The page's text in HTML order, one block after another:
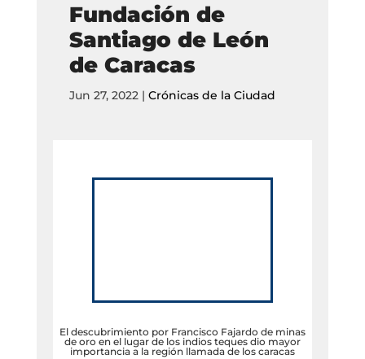
Fundación de
Santiago de León
de Caracas
Jun 27, 2022| Crónicas de la Ciudad
El descubrimiento por Francisco Fajardo de minas
de oro en el lugar de los indios teques dio mayor
importancia a la región llamada de los caracas